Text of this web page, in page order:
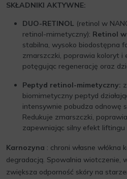
SKŁADNIKI AKTYWNE:
DUO-RETINOL (retinol w
retinol-mimetyczny): Retinol
stabilna, wysoko biodostępna
zmarszczki, poprawia koloryt i
potęgując regenerację oraz
Peptyd retinol-mimetyczny:
biomimetyczny peptyd
intensywnie pobudza odnowę
Redukuje zmarszczki,
zapewniając silny efekt liftingu
Karnozyna : chroni własne
degradacją. Spowalnia wiotczenie,
zwiększa odporność skóry na